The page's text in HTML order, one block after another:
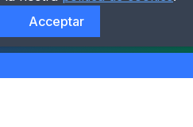
Acceptar